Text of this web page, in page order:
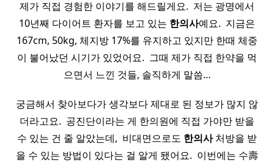
제가 직접 경험한 이야기를 해드릴게요. ​ 저는 광명에서
10년째 다이어트 환자를 보고 있는 한의사예요. ​ 지금은
167cm, 50kg, 체지방 17%를 유지하고 있지만 한때 체중
이 불어났던 시기가 있었어요. ​ 그때 제가 직접 한약을 먹
으면서 느낀 것들, 솔직하게 말씀…
궁금해서 찾아보다가 생각보다 제대로 된 정보가 많지 않
더라고요. ​ 공진단이라는 게 한의원에 직접 가야만 받을
수 있는 건 줄 알았는데, ​ 비대면으로도 한의사처방을 받
을 수 있는 방법이 있다는 걸 알게 됐어요. ​ 이번에는 수壽